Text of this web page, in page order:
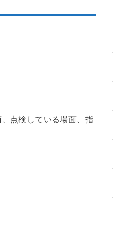
点検している場面、指